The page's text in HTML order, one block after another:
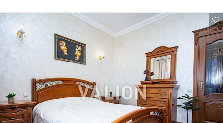
сделаете под себя, без переплат * Подземный паркинг под
домом (есть аренда и покупка) * Закрытая территория, охрана,
видеонаблюдение * Собственная набережная Днепра *
Современные лифты и входные группы * Инфраструктура в
комплексе — все под рукой - Таких цен в этом ЖК уже нет -
Сотрудничаем с проверенными компаниями по ремонту “под
ключ” - Отлично подойдет как для жизни, так и под инвестицию
- Высокий спрос на аренду Цена:125 000 у.е. без комиссии
Айпара тел.0992733730 valion.ua/1148361